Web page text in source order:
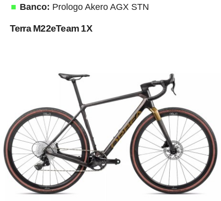
Banco: Prologo Akero AGX STN
Terra M22eTeam 1X